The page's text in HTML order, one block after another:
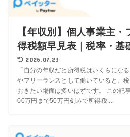
【年収別】個人事業主
得税額早見表｜税率・基
2026.07.23
「自分の年収だと所得税はいくらにな
やフリーランスとして働いていると、
おきたい場面は多いはずです。 この記
00万円まで50万円刻みで所得税...